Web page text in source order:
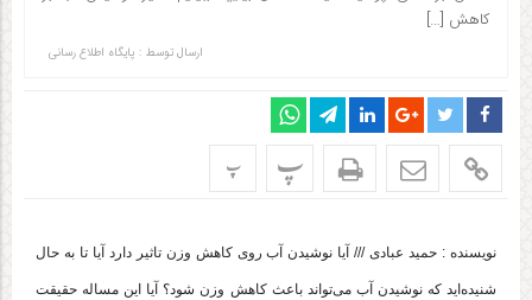
کاهش […]
ارسال توسط : پایگاه اطلاع رسانی
پ پ
نویسنده : حمید عبادی /// آیا نوشیدن آب روی کاهش وزن تاثیر دارد آیا تا به حال
شنیده‌اید که نوشیدن آب می‌تواند باعث کاهش وزن شود؟ آیا این مساله حقیقت